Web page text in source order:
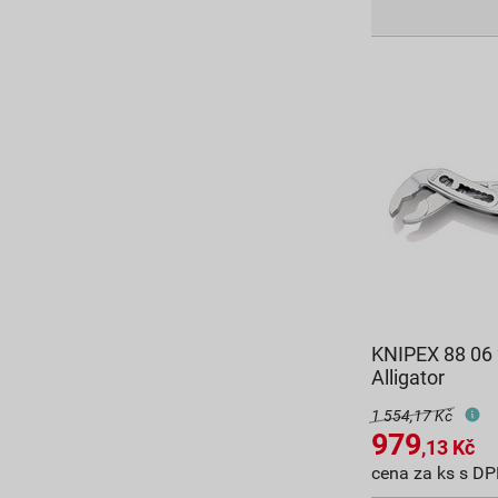
KNIPEX 88
Alligator
1 554,17 Kč
979,13 Kč
cena za ks s